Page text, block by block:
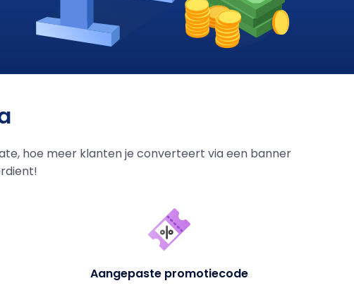
hoe meer klanten je converteert via een banner
Aangepaste promotiecode